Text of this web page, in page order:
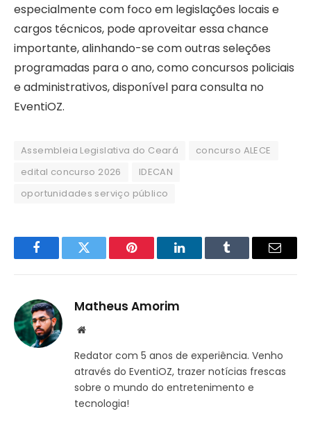
especialmente com foco em legislações locais e
cargos técnicos, pode aproveitar essa chance
importante, alinhando-se com outras seleções
programadas para o ano, como concursos policiais
e administrativos, disponível para consulta no
EventiOZ.
Assembleia Legislativa do Ceará
concurso ALECE
edital concurso 2026
IDECAN
oportunidades serviço público
FacebookTwitter Pinterest LinkedInTumblr Email
Matheus Amorim
Website
Redator com 5 anos de experiência. Venho
através do EventiOZ, trazer notícias frescas
sobre o mundo do entretenimento e
tecnologia!